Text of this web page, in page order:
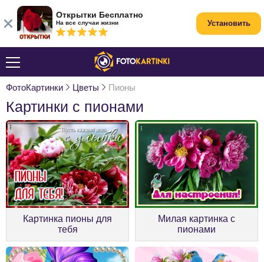
ФотоКартинки Цветы Пионы
Картинки с пионами
Картинка пионы для
тебя
Милая картинка с
пионами
Открытки Бесплатно
На все случаи жизни Установить